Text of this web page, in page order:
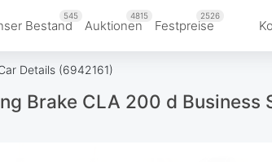
Bestand
545
Auktionen
4815
Festpreise
2526
Details (6942161)
Brake CLA 200 d Business